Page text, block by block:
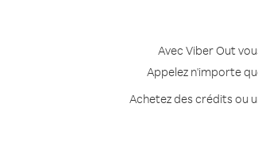
Avec Viber Out
Appelez n'importe
Achetez des crédits ou